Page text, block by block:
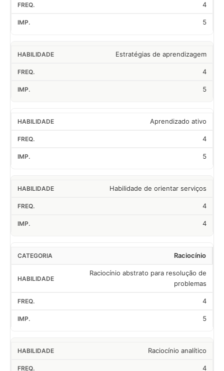
4
5
Estratégias de aprendizagem
4
5
Aprendizado ativo
4
5
Habilidade de orientar serviços
4
4
Raciocínio
Raciocínio abstrato para resolução de
problemas
4
5
Raciocínio analítico
4